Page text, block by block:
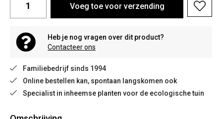
Voeg toe voor verzending
Heb je nog vragen over dit product?
Contacteer ons
Familiebedrijf sinds 1994
Online bestellen kan, spontaan langskomen ook
Specialist in inheemse planten voor de ecologische tuin